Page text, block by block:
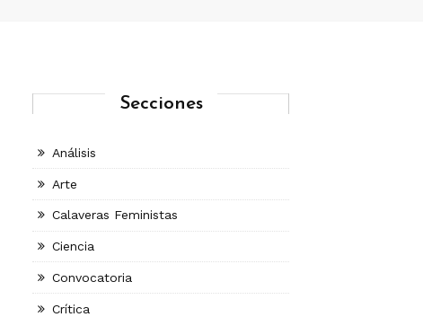
Secciones
Análisis
Arte
Calaveras Feministas
Ciencia
Convocatoria
Crítica